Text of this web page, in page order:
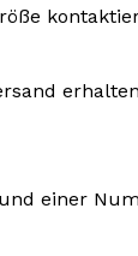
einer